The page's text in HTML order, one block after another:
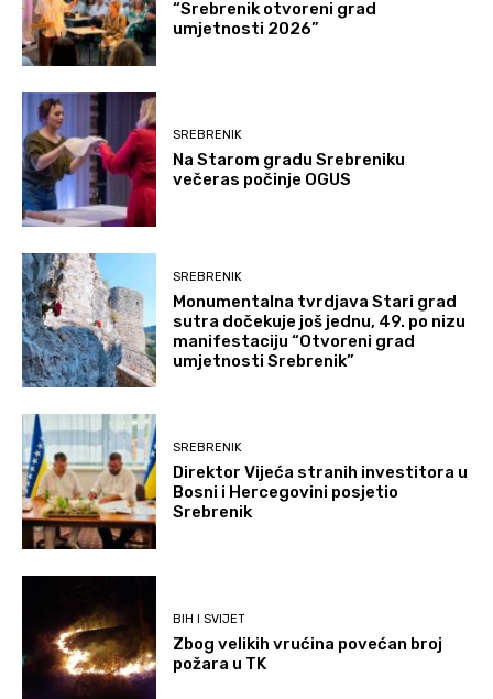
“Srebrenik otvoreni grad
umjetnosti 2026”
SREBRENIK
Na Starom gradu Srebreniku
večeras počinje OGUS
SREBRENIK
Monumentalna tvrdjava Stari grad
sutra dočekuje još jednu, 49. po nizu
manifestaciju “Otvoreni grad
umjetnosti Srebrenik”
SREBRENIK
Direktor Vijeća stranih investitora u
Bosni i Hercegovini posjetio
Srebrenik
BIH I SVIJET
Zbog velikih vrućina povećan broj
požara u TK